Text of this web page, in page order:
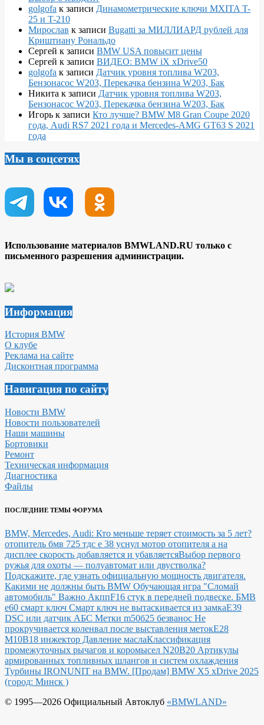
golgofa к записи Динамометрические ключи MXITA T-
25 и T-210
Мирослав к записи Bugatti за МИЛЛИАРД рублей для
Криштиану Рональдо
Сергей к записи BMW USA повысит цены
Сергей к записи ВИДЕО: BMW iX xDrive50
golgofa к записи Датчик уровня топлива W203,
Бензонасос W203, Перекачка бензина W203, Бак
Никита к записи Датчик уровня топлива W203,
Бензонасос W203, Перекачка бензина W203, Бак
Игорь к записи Кто лучше? BMW M8 Gran Coupe 2020
года, Audi RS7 2021 года и Mercedes-AMG GT63 S 2021
года
Мы в соцсетях
Использование материалов BMWLAND.RU только с
письменного разрешения администрации.
Информация
История BMW
О клубе
Реклама на сайте
Дисконтная программа
Навигация по сайту
Новости BMW
Новости пользователей
Наши машины
Бортовики
Ремонт
Техническая информация
Диагностика
Файлы
ПОСЛЕДНИЕ ТЕМЫ ФОРУМА
BMW, Mercedes, Audi: Кто меньше теряет стоимость за 5 лет?
отопитель бмв 725 тдс е 38 уснул мотор отопителя а на
дисплее скорость добавляется и убавляетсяВыбор первого
ружья для охоты — полуавтомат или двустволка?
Подскажите, где узнать официальную мощность двигателя.
Какими не должны быть BMW Обучающая игра "Сломай
автомобиль" Важно АкппF16 стук в передней подвеске. БМВ
е60 смарт ключ Смарт ключ не вытаскивается из замкаE39
DSC или датчик АБС Метки m50б25 безванос Не
прокручивается коленвал после выставления метокЕ28
М10В18 инжектор Давление маслаКлассификация
промежуточных рычагов и коромысел N20B20 Артикулы
армированных топливных шлангов и систем охлаждения
Турбины IRONUNIT на BMW. [Продам] BMW X5 xDrive 2025
(город: Минск )
© 1995—2026 Официальный Автоклуб «BMWLAND»